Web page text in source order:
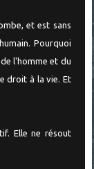
et est sans
Pourquoi
l'homme et du
droit à la vie. Et
Elle ne résout